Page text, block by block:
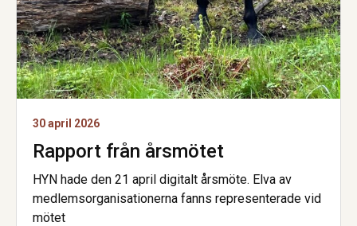
30 april 2026
Rapport från årsmötet
HYN hade den 21 april digitalt årsmöte. Elva av
medlemsorganisationerna fanns representerade vid
mötet